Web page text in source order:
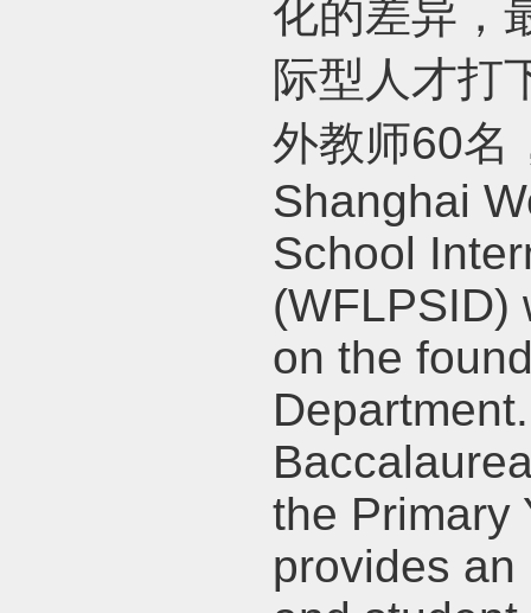
化的差异，
际型人才打
外教师60名
Shanghai
School
(WFLPSID)
on the
the Primary
provides